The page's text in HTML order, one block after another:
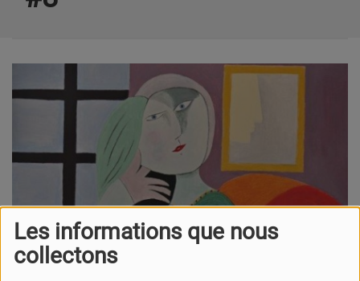
Les informations que nous
collectons